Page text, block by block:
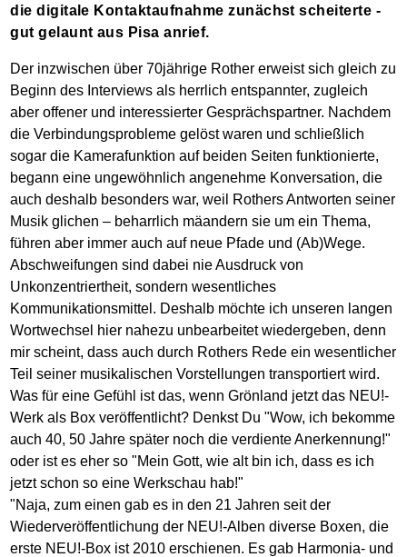
die digitale Kontaktaufnahme zunächst scheiterte -
gut gelaunt aus Pisa anrief.
Der inzwischen über 70jährige Rother erweist sich gleich zu
Beginn des Interviews als herrlich entspannter, zugleich
aber offener und interessierter Gesprächspartner. Nachdem
die Verbindungsprobleme gelöst waren und schließlich
sogar die Kamerafunktion auf beiden Seiten funktionierte,
begann eine ungewöhnlich angenehme Konversation, die
auch deshalb besonders war, weil Rothers Antworten seiner
Musik glichen – beharrlich mäandern sie um ein Thema,
führen aber immer auch auf neue Pfade und (Ab)Wege.
Abschweifungen sind dabei nie Ausdruck von
Unkonzentriertheit, sondern wesentliches
Kommunikationsmittel. Deshalb möchte ich unseren langen
Wortwechsel hier nahezu unbearbeitet wiedergeben, denn
mir scheint, dass auch durch Rothers Rede ein wesentlicher
Teil seiner musikalischen Vorstellungen transportiert wird.
Was für eine Gefühl ist das, wenn Grönland jetzt das NEU!-
Werk als Box veröffentlicht? Denkst Du "Wow, ich bekomme
auch 40, 50 Jahre später noch die verdiente Anerkennung!"
oder ist es eher so "Mein Gott, wie alt bin ich, dass es ich
jetzt schon so eine Werkschau hab!"
"Naja, zum einen gab es in den 21 Jahren seit der
Wiederveröffentlichung der NEU!-Alben diverse Boxen, die
erste NEU!-Box ist 2010 erschienen. Es gab Harmonia- und